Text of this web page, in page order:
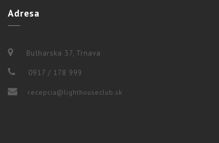
Adresa
Bulharska 37, Trnava
0917 / 178 999
recepcia@lighthouseclub.sk